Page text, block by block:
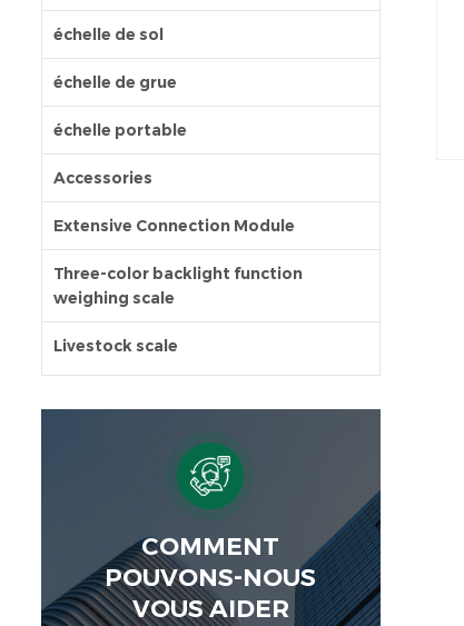
échelle de sol
échelle de grue
échelle portable
Accessories
Extensive Connection Module
Three-color backlight function
weighing scale
Livestock scale
COMMENT
POUVONS-NOUS
VOUS AIDER